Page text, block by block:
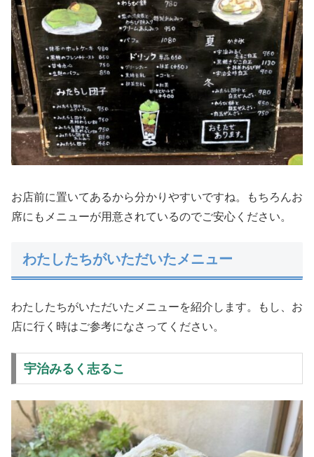
お店前に置いてあるから分かりやすいですね。もちろんお
席にもメニューが用意されているのでご安心ください。
わたしたちがいただいたメニュー
わたしたちがいただいたメニューを紹介します。もし、お
店に行く時はご参考になさってください。
宇治みるく志るこ